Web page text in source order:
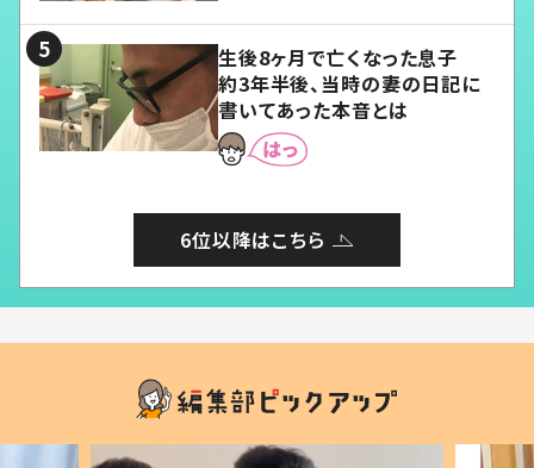
生後8ヶ月で亡くなった息子
約3年半後、当時の妻の日記に
書いてあった本音とは
6位以降はこちら